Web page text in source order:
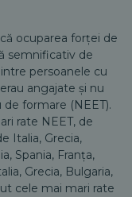
ocuparea forței de
semnificativ de
persoanele cu
angajate și nu
formare (NEET).
rate NEET, de
Italia, Grecia,
Spania, Franța,
Grecia, Bulgaria,
cele mai mari rate